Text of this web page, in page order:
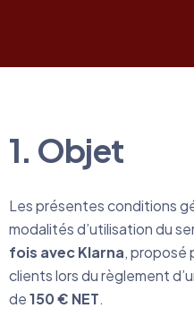
1. Objet
Les présentes conditions
modalités d’utilisation du
fois avec Klarna, proposé
clients lors du règlement
de150 € NET.